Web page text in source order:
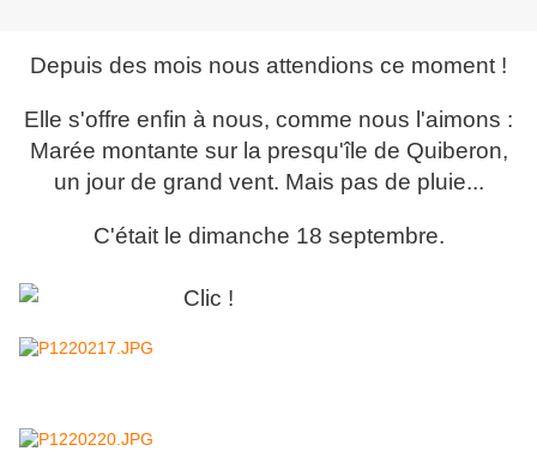
Depuis des mois nous attendions ce moment !
Elle s'offre enfin à nous, comme nous l'aimons :
Marée montante sur la presqu'île de Quiberon,
un jour de grand vent. Mais pas de pluie...
C'était le dimanche 18 septembre.